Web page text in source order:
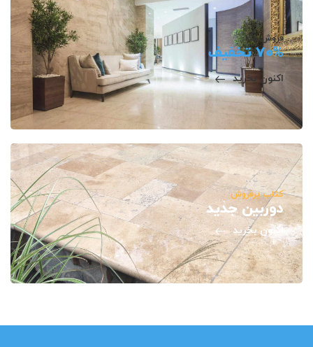
فروش مگا
70% تخفیف
اکنون بخرید
کتاب پرفروش
دوربین جدید
اکنون بخرید